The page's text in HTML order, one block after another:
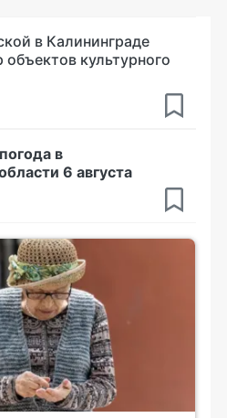
в Калининграде
культурного
в
6 августа